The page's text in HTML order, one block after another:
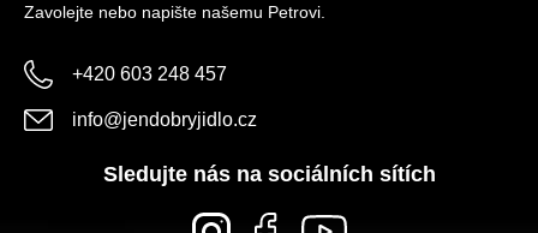
Zavolejte nebo napište našemu Petrovi.
+420 603 248 457
info@jendobryjidlo.cz
Sledujte nás na sociálních sítích